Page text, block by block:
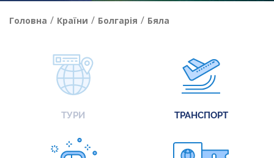
Головна / Країни / Болгарія / Бяла
ТУРИ ТРАНСПОРТ